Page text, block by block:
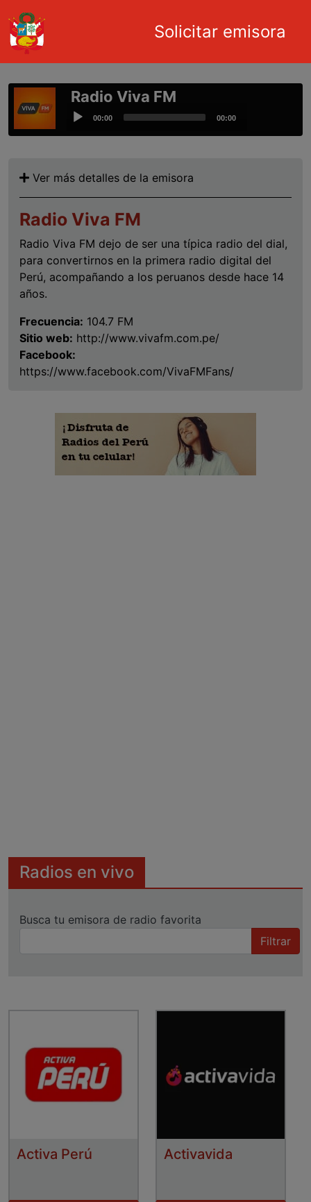
Pasar al contenido principal
Main navigation
Solicitar emisora
Radio Viva FM
Audio00:00 00:00
Ver más detalles de la emisora
Radio Viva FM
Radio Viva FM dejo de ser una típica radio del dial,
para convertirnos en la primera radio digital del
Perú, acompañando a los peruanos desde hace 14
años.
Frecuencia: 104.7 FM
Sitio web: http://www.vivafm.com.pe/
Facebook:
https://www.facebook.com/VivaFMFans/
Radios en vivo
Busca tu emisora de radio favorita
Filtrar
Activa Perú Activavida